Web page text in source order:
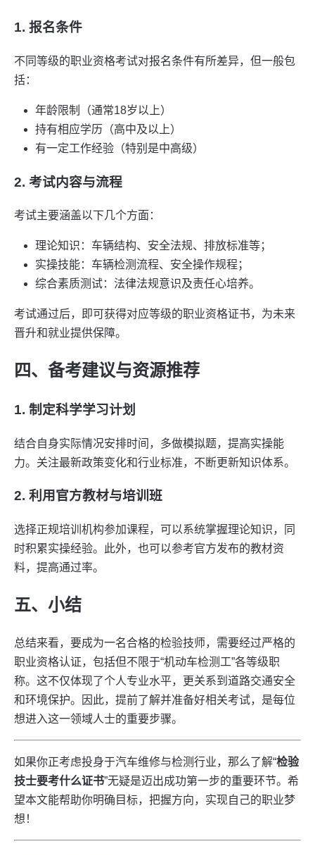
1. 报名条件
不同等级的职业资格考试对报名条件有所差异，但一般包
括：
年龄限制（通常18岁以上）
持有相应学历（高中及以上）
有一定工作经验（特别是中高级）
2. 考试内容与流程
考试主要涵盖以下几个方面：
理论知识：车辆结构、安全法规、排放标准等；
实操技能：车辆检测流程、安全操作规程；
综合素质测试：法律法规意识及责任心培养。
考试通过后，即可获得对应等级的职业资格证书，为未来
晋升和就业提供保障。
四、备考建议与资源推荐
1. 制定科学学习计划
结合自身实际情况安排时间，多做模拟题，提高实操能
力。关注最新政策变化和行业标准，不断更新知识体系。
2. 利用官方教材与培训班
选择正规培训机构参加课程，可以系统掌握理论知识，同
时积累实操经验。此外，也可以参考官方发布的教材资
料，提高通过率。
五、小结
总结来看，要成为一名合格的检验技师，需要经过严格的
职业资格认证，包括但不限于“机动车检测工”各等级职
称。这不仅体现了个人专业水平，更关系到道路交通安全
和环境保护。因此，提前了解并准备好相关考试，是每位
想进入这一领域人士的重要步骤。
如果你正考虑投身于汽车维修与检测行业，那么了解“检验
技士要考什么证书”无疑是迈出成功第一步的重要环节。希
望本文能帮助你明确目标，把握方向，实现自己的职业梦
想！